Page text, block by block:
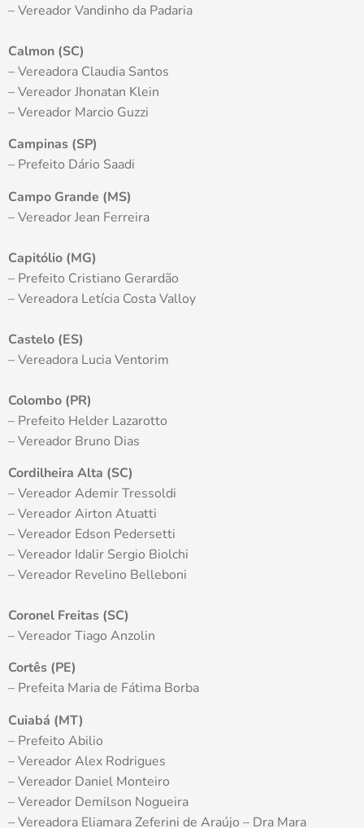
– Vereador Vandinho da Padaria
Calmon (SC)
– Vereadora Claudia Santos
– Vereador Jhonatan Klein
– Vereador Marcio Guzzi
Campinas (SP)
– Prefeito Dário Saadi
Campo Grande (MS)
– Vereador Jean Ferreira
Capitólio (MG)
– Prefeito Cristiano Gerardão
– Vereadora Letícia Costa Valloy
Castelo (ES)
– Vereadora Lucia Ventorim
Colombo (PR)
– Prefeito Helder Lazarotto
– Vereador Bruno Dias
Cordilheira Alta (SC)
– Vereador Ademir Tressoldi
– Vereador Airton Atuatti
– Vereador Edson Pedersetti
– Vereador Idalir Sergio Biolchi
– Vereador Revelino Belleboni
Coronel Freitas (SC)
– Vereador Tiago Anzolin
Cortês (PE)
– Prefeita Maria de Fátima Borba
Cuiabá (MT)
– Prefeito Abilio
– Vereador Alex Rodrigues
– Vereador Daniel Monteiro
– Vereador Demilson Nogueira
– Vereadora Eliamara Zeferini de Araújo – Dra Mara